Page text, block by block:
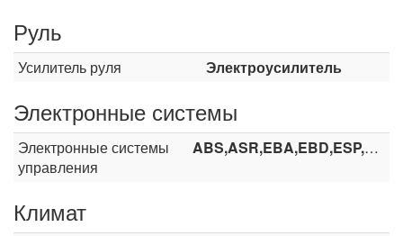
Руль
Усилитель руля Электроусилитель
Электронные системы
Электронные системы
управления
ABS,ASR,EBA,EBD,ESP,HHC
Климат